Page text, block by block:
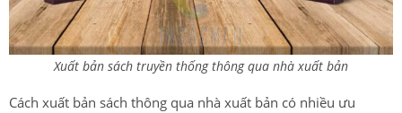
Xuất bản sách truyền thống thông qua nhà xuất bản
Cách xuất bản sách thông qua nhà xuất bản có nhiều ưu